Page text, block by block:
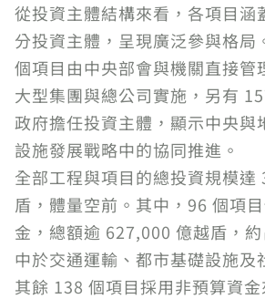
從投資主體結構來看，各項目涵
分投資主體，呈現廣泛參與格局
個項目由中央部會與機關直接管
大型集團與總公司實施，另有
政府擔任投資主體，顯示中央與
設施發展戰略中的協同推進。
全部工程與項目的總投資規模達
盾，體量空前。其中，96 個項
金，總額逾 627,000 億越盾，
中於交通運輸、都市基礎設施及
其餘 138 個項目採用非預算資